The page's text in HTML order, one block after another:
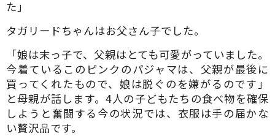
た」
タガリードちゃんはお父さん子でした。
「娘は末っ子で、父親はとても可愛がっていました。
今着ているこのピンクのパジャマは、父親が最後に
買ってくれたもので、娘は脱ぐのを嫌がるのです」
と母親が話します。4人の子どもたちの食べ物を確保
しようと奮闘する今の状況では、衣服は手の届かな
い贅沢品です。